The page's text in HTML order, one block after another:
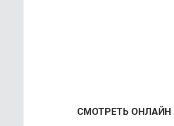
СМОТРEТЬ ОНЛАЙН